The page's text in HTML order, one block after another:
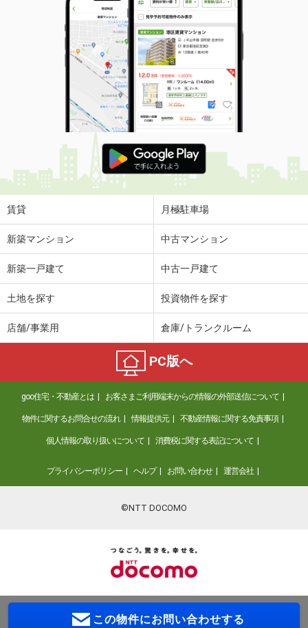
賃貸 月極駐車場
新築マンション 中古マンション
新築一戸建て 中古一戸建て
土地を探す 投資物件を探す
店舗/事業用 倉庫/トランクルーム
PC版へ
goo住宅・不動産とは お客さまご利用端末からの情報の外部送信について
物件に関するお問合せの流れ 情報提供元 不動産情報に関する免責事項
個人情報の取り扱いについて 消費税に関する表記について
プライバシーポリシー ヘルプ お問い合わせ 運営会社
©NTT DOCOMO
この物件にお問い合わせする